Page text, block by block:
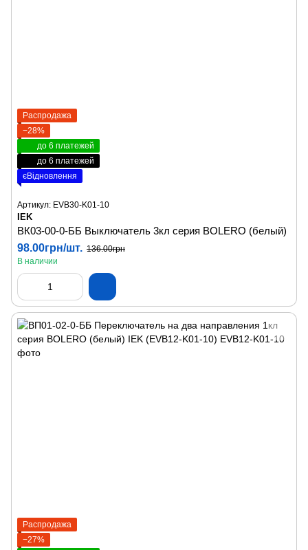
Распродажа
−28%
до 6 платежей
до 6 платежей
єВідновлення
Артикул: EVB30-K01-10
IEK
ВК03-00-0-ББ Выключатель 3кл серия BOLERO (белый)
98.00грн/шт. 136.00грн
В наличии
Распродажа
−27%